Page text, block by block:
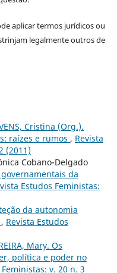
aplicar termos jurídicos ou
legalmente outros de
Cristina (Org.).
raízes e rumos , Revista
(2011)
Cobano-Delgado
da
Estudos Feministas:
da autonomia
, Revista Estudos
Mary. Os
política e poder no
v. 20 n. 3